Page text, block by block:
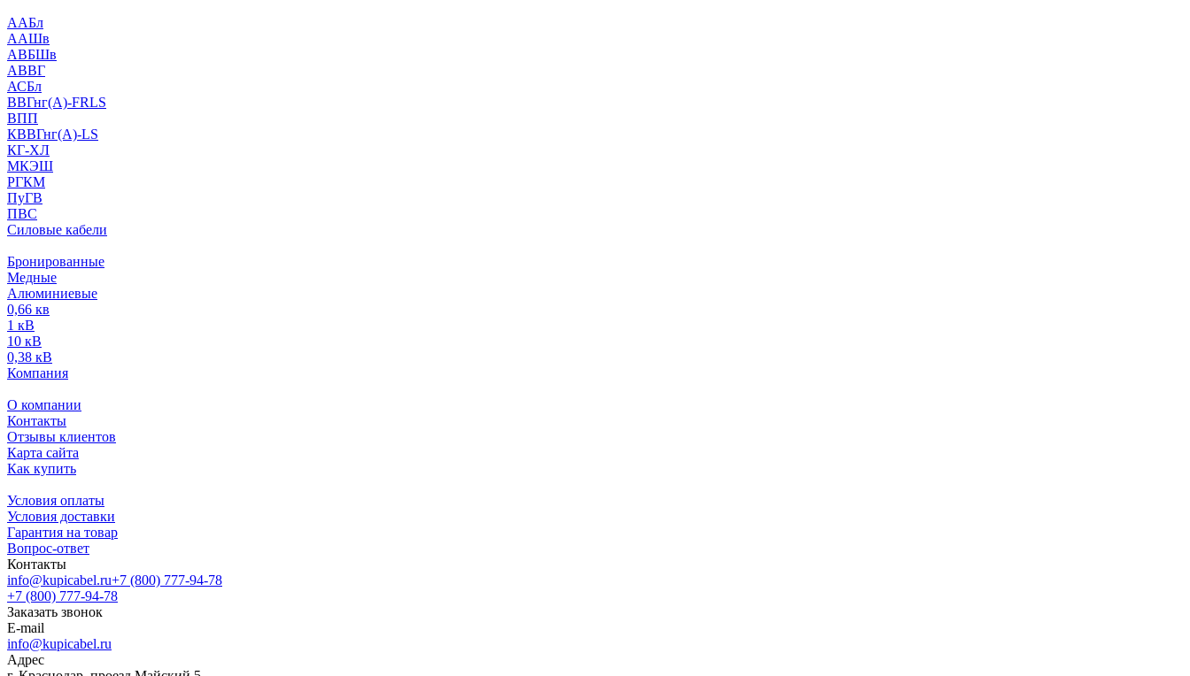
ААБл
ААШв
АВБШв
АВВГ
АСБл
ВВГнг(А)-FRLS
ВПП
КВВГнг(А)-LS
КГ-ХЛ
МКЭШ
РГКМ
ПуГВ
ПВС
Силовые кабели
Бронированные
Медные
Алюминиевые
0,66 кв
1 кВ
10 кВ
0,38 кВ
Компания
О компании
Контакты
Отзывы клиентов
Карта сайта
Как купить
Условия оплаты
Условия доставки
Гарантия на товар
Вопрос-ответ
Контакты
info@kupicabel.ru+7 (800) 777-94-78
+7 (800) 777-94-78
Заказать звонок
E-mail
info@kupicabel.ru
Адрес